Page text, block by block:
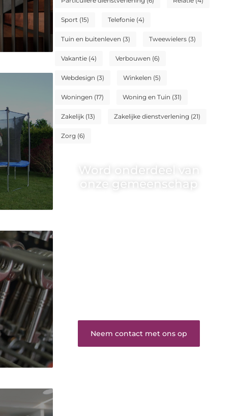
Sport (15) Telefonie (4)
Tuin en buitenleven (3) Tweewielers (3)
Vakantie (4) Verbouwen (6)
Webdesign (3) Winkelen (5)
Woningen (17) Woning en Tuin (31)
Zakelijk (13) Zakelijke dienstverlening (21)
Zorg (6)
Word onderdeel van
onze gemeenschap
Neem contact met ons op